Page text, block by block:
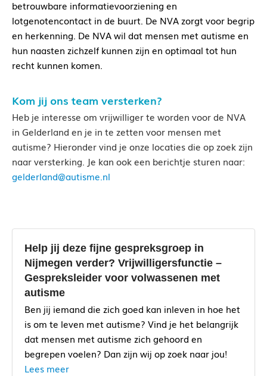
betrouwbare informatievoorziening en
lotgenotencontact in de buurt. De NVA zorgt voor begrip
en herkenning. De NVA wil dat mensen met autisme en
hun naasten zichzelf kunnen zijn en optimaal tot hun
recht kunnen komen.
Kom jij ons team versterken?
Heb je interesse om vrijwilliger te worden voor de NVA
in Gelderland en je in te zetten voor mensen met
autisme? Hieronder vind je onze locaties die op zoek zijn
naar versterking. Je kan ook een berichtje sturen naar:
gelderland@autisme.nl
Help jij deze fijne gespreksgroep in
Nijmegen verder? Vrijwilligersfunctie –
Gespreksleider voor volwassenen met
autisme
Ben jij iemand die zich goed kan inleven in hoe het
is om te leven met autisme? Vind je het belangrijk
dat mensen met autisme zich gehoord en
begrepen voelen? Dan zijn wij op zoek naar jou!
Lees meer